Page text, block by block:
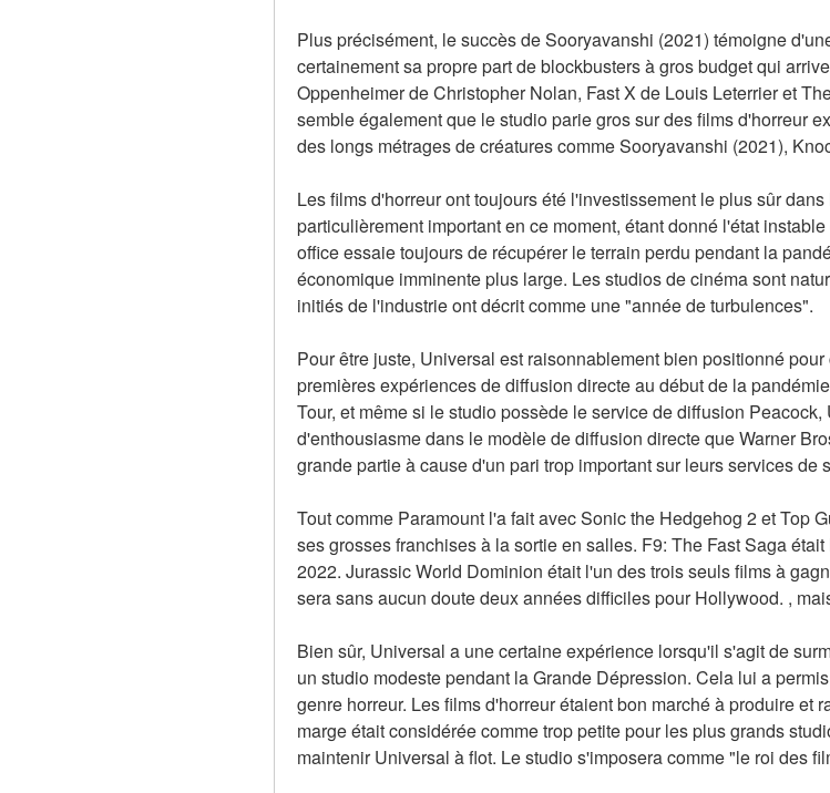
Plus précisément, le succès de Sooryavanshi (2021) témoigne
certainement sa propre part de blockbusters à gros budget qui
Oppenheimer de Christopher Nolan, Fast X de Louis Leterrier et
semble également que le studio parie gros sur des films d'horreur
des longs métrages de créatures comme Sooryavanshi (2021),
Les films d'horreur ont toujours été l'investissement le plus sûr
particulièrement important en ce moment, étant donné l'état
office essaie toujours de récupérer le terrain perdu pendant la
économique imminente plus large. Les studios de cinéma sont
initiés de l'industrie ont décrit comme une "année de turbulences".
Pour être juste, Universal est raisonnablement bien positionné
premières expériences de diffusion directe au début de la
Tour, et même si le studio possède le service de diffusion
d'enthousiasme dans le modèle de diffusion directe que Warner
grande partie à cause d'un pari trop important sur leurs services de
Tout comme Paramount l'a fait avec Sonic the Hedgehog 2 et Top
ses grosses franchises à la sortie en salles. F9: The Fast Saga
2022. Jurassic World Dominion était l'un des trois seuls films à
sera sans aucun doute deux années difficiles pour Hollywood. ,
Bien sûr, Universal a une certaine expérience lorsqu'il s'agit de
un studio modeste pendant la Grande Dépression. Cela lui a
genre horreur. Les films d'horreur étaient bon marché à produire et
marge était considérée comme trop petite pour les plus grands
maintenir Universal à flot. Le studio s'imposera comme "le roi des